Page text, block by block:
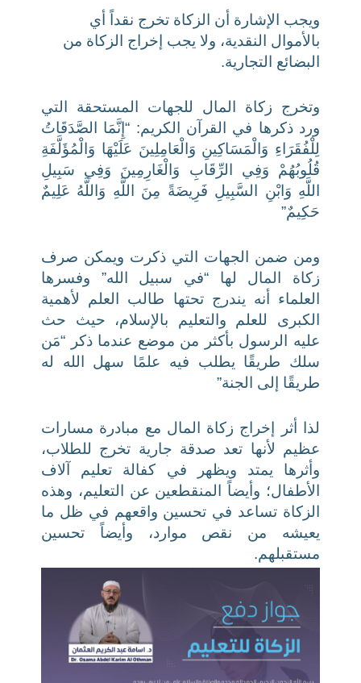
ويجب الإشارة أن الزكاة تخرج نقداً أي
بالأموال النقدية، ولا يجب إخراج الزكاة من
البضائع التجارية.
وتخرج زكاة المال للجهات المستحقة التي
ورد ذكرها في القرآن الكريم: “إِنَّمَا الصَّدَقَاتُ
لِلْفُقَرَاءِ وَالْمَسَاكِينِ وَالْعَامِلِينَ عَلَيْهَا وَالْمُؤَلَّفَةِ
قُلُوبُهُمْ وَفِي الرِّقَابِ وَالْغَارِمِينَ وَفِي سَبِيلِ
اللَّهِ وَابْنِ السَّبِيلِ فَرِيضَةً مِنَ اللَّهِ وَاللَّهُ عَلِيمٌ
حَكِيمٌ”
ومن ضمن الجهات التي ذكرت ويمكن صرف
زكاة المال لها “في سبيل الله” وفسرها
العلماء أنه يندرج تحتها طالب العلم لأهمية
الكبرى للعلم والتعليم بالإسلام، حيث حث
عليه الرسول بأكثر من موضع عندما ذكر “مَن
سلك طريقًا يطلب فيه علمًا سهل الله له
طريقًا إلى الجنة”
لذا أثر إخراج زكاة المال مع مبادرة مسارات
عظيم لأنها تعد صدقة جارية تخرج للطلاب،
وأثرها يمتد ويظهر في كفالة تعليم آلاف
الأطفال؛ وأيضاً المنقطعين عن التعليم، وهذه
الزكاة تساعد في تحسين واقعهم في ظل ما
يعيشه من نقص موارد، وأيضاً تحسين
مستقبلهم.